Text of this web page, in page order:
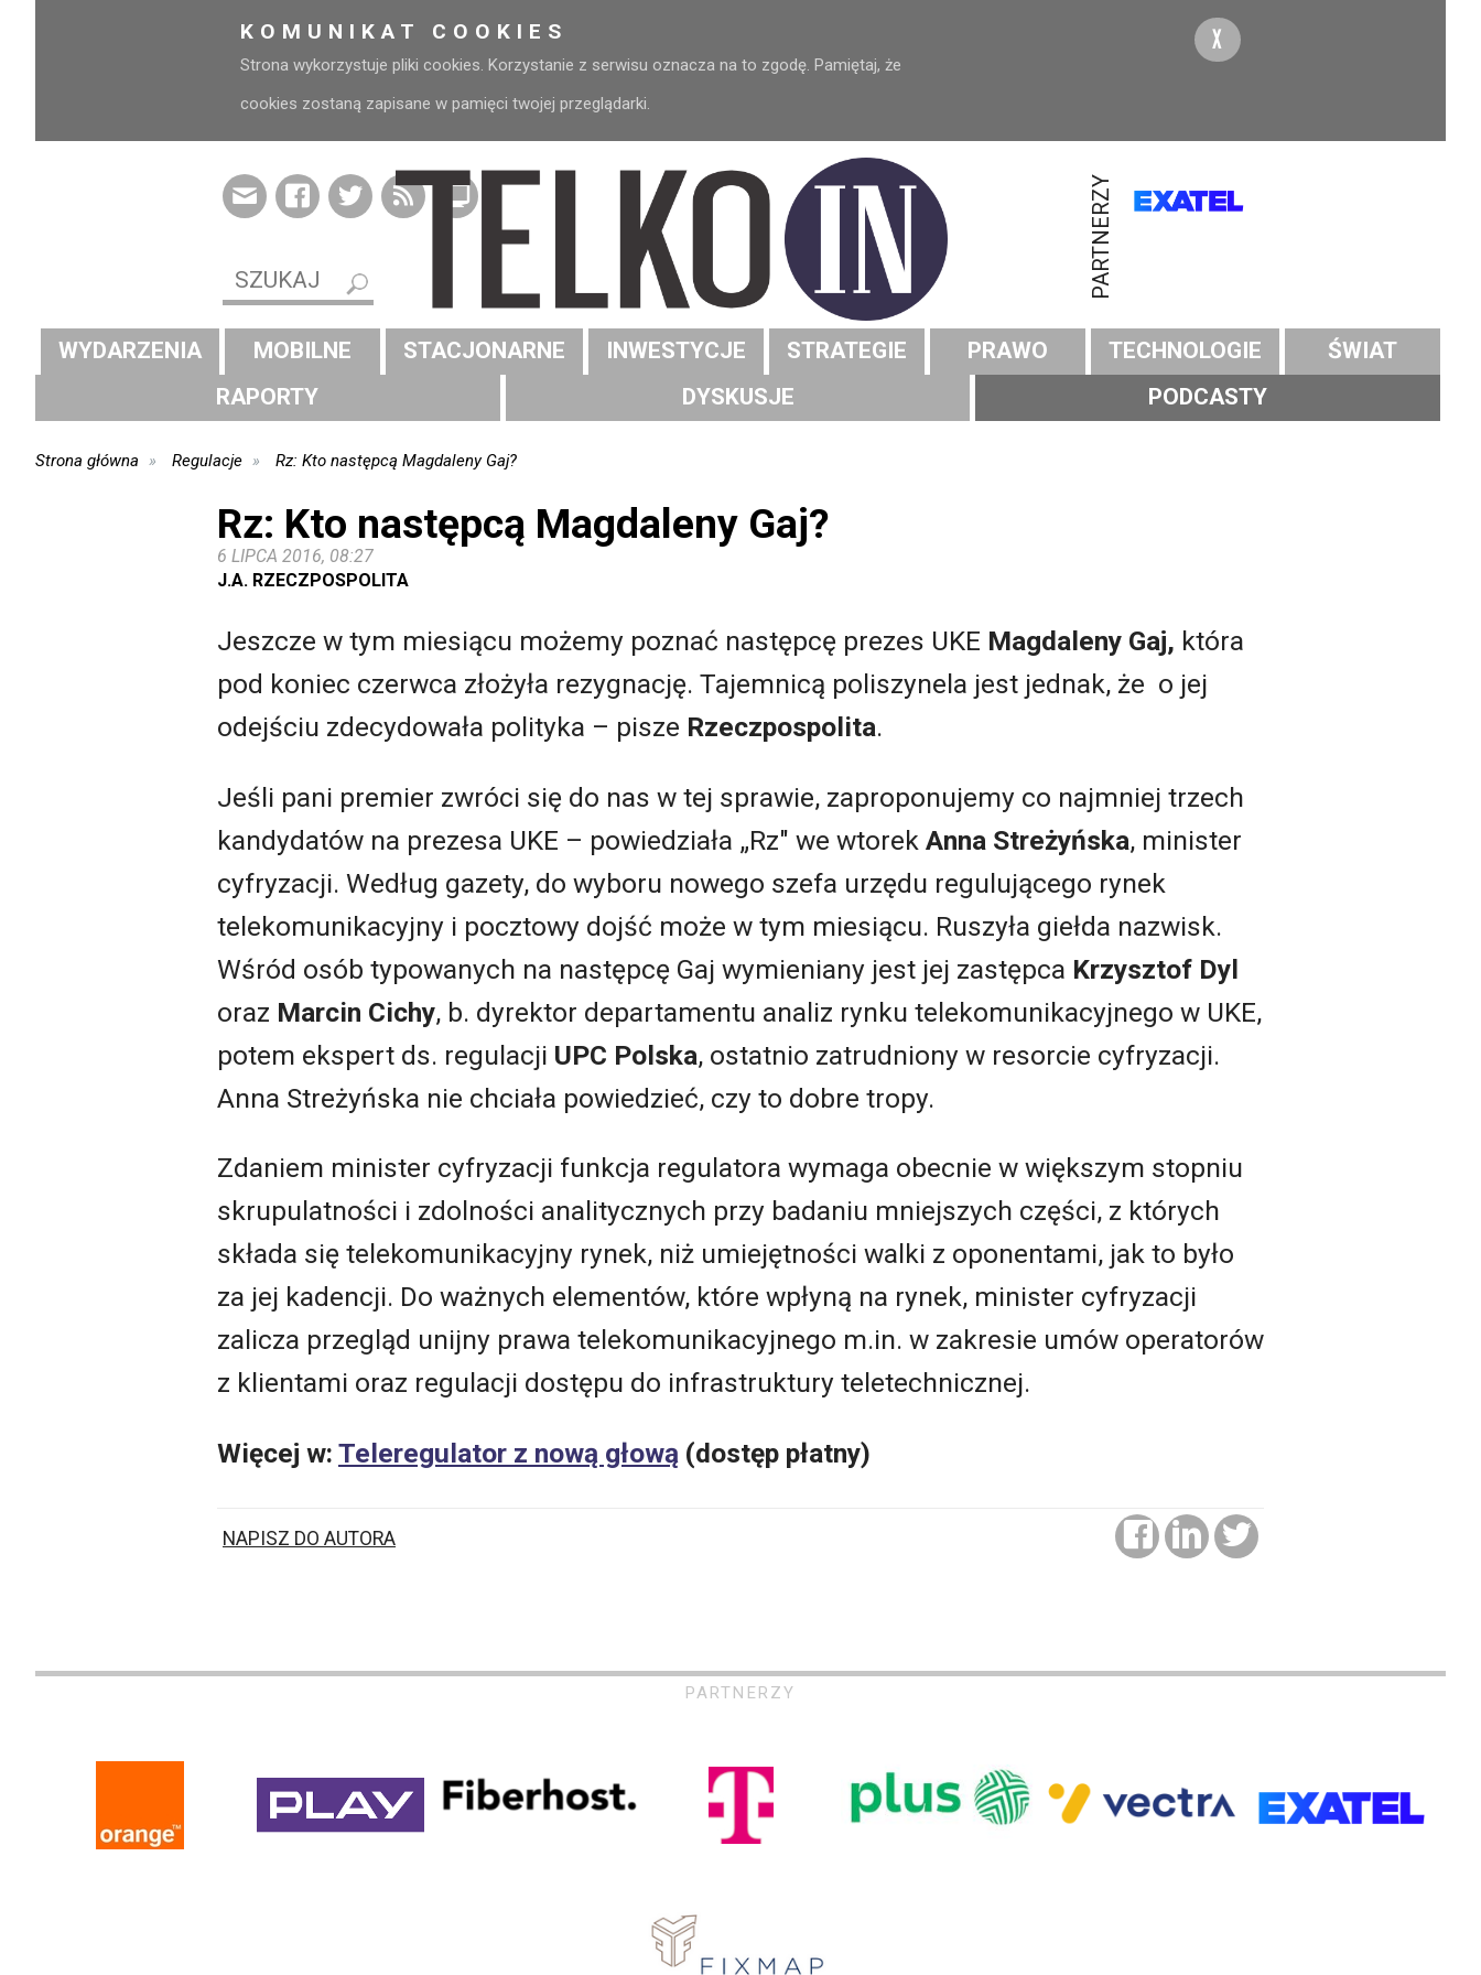
KOMUNIKAT COOKIES
Strona wykorzystuje pliki cookies. Korzystanie z serwisu oznacza na to zgodę. Pamiętaj, że
cookies zostaną zapisane w pamięci twojej przeglądarki.
X
PARTNERZY
WYDARZENIA MOBILNE STACJONARNE INWESTYCJE STRATEGIE PRAWO TECHNOLOGIE
ŚWIAT
RAPORTY
DYSKUSJE PODCASTY
Strona główna Regulacje Rz: Kto następcą Magdaleny Gaj?
Rz: Kto następcą Magdaleny Gaj?
6 LIPCA 2016, 08:27
J.A. RZECZPOSPOLITA
Jeszcze w tym miesiącu możemy poznać następcę prezes UKE Magdaleny Gaj, która
pod koniec czerwca złożyła rezygnację. Tajemnicą poliszynela jest jednak, że o jej
odejściu zdecydowała polityka – pisze Rzeczpospolita.
Jeśli pani premier zwróci się do nas w tej sprawie, zaproponujemy co najmniej trzech
kandydatów na prezesa UKE – powiedziała „Rz" we wtorek Anna Streżyńska, minister
cyfryzacji. Według gazety, do wyboru nowego szefa urzędu regulującego rynek
telekomunikacyjny i pocztowy dojść może w tym miesiącu. Ruszyła giełda nazwisk.
Wśród osób typowanych na następcę Gaj wymieniany jest jej zastępca Krzysztof Dyl
oraz Marcin Cichy, b. dyrektor departamentu analiz rynku telekomunikacyjnego w UKE,
potem ekspert ds. regulacji UPC Polska, ostatnio zatrudniony w resorcie cyfryzacji.
Anna Streżyńska nie chciała powiedzieć, czy to dobre tropy.
Zdaniem minister cyfryzacji funkcja regulatora wymaga obecnie w większym stopniu
skrupulatności i zdolności analitycznych przy badaniu mniejszych części, z których
składa się telekomunikacyjny rynek, niż umiejętności walki z oponentami, jak to było
za jej kadencji. Do ważnych elementów, które wpłyną na rynek, minister cyfryzacji
zalicza przegląd unijny prawa telekomunikacyjnego m.in. w zakresie umów operatorów
z klientami oraz regulacji dostępu do infrastruktury teletechnicznej.
Więcej w: Teleregulator z nową głową (dostęp płatny)
NAPISZ DO AUTORA
PARTNERZY